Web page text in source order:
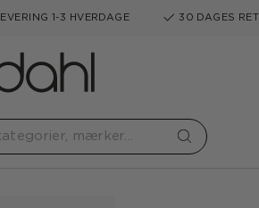
1-3 HVERDAGE 30 DAGES